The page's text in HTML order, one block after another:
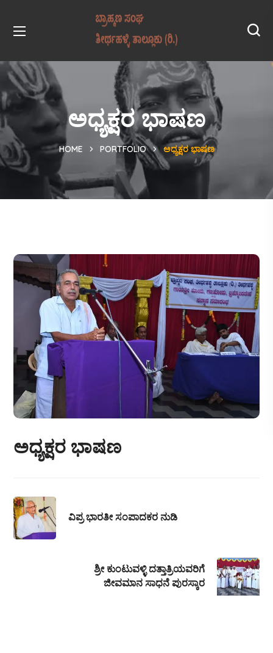
ಅಧ್ಯಕ್ಷರ ಭಾಷಣ
HOME PORTFOLIO ಅಧ್ಯಕ್ಷರ ಭಾಷಣ
ಅಧ್ಯಕ್ಷರ ಭಾಷಣ
ವಿಪ್ರ ಭಾರತೀ ಸಂಪಾದಕರ ನುಡಿ
ಶ್ರೀ ಕುಂಟುವಳ್ಳಿ ದತ್ತಾತ್ರಿಯವರಿಗೆ
ಜೀವಮಾನ ಸಾಧನೆ ಪುರಸ್ಕಾರ